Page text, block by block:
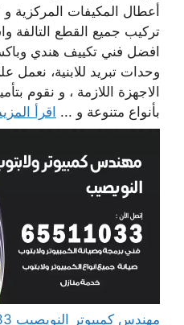
أعطال المكيفات المركزية و
تركيب جميع القطع التالفة
افضل فني تكييف هندي
وحدات تبريد للابنية، نعمل
الاجهزة اللازمة ، و نقوم
بأنواع متنوعة و ... اقرأ